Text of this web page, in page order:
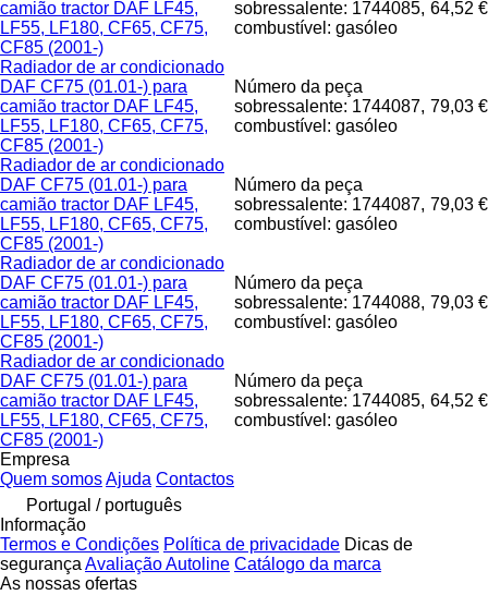
camião tractor DAF LF45,
LF55, LF180, CF65, CF75,
CF85 (2001-)
sobressalente: 1744085,
combustível: gasóleo
64,52 €
Radiador de ar condicionado
DAF CF75 (01.01-) para
camião tractor DAF LF45,
LF55, LF180, CF65, CF75,
CF85 (2001-)
Número da peça
sobressalente: 1744087,
combustível: gasóleo
79,03 €
Radiador de ar condicionado
DAF CF75 (01.01-) para
camião tractor DAF LF45,
LF55, LF180, CF65, CF75,
CF85 (2001-)
Número da peça
sobressalente: 1744087,
combustível: gasóleo
79,03 €
Radiador de ar condicionado
DAF CF75 (01.01-) para
camião tractor DAF LF45,
LF55, LF180, CF65, CF75,
CF85 (2001-)
Número da peça
sobressalente: 1744088,
combustível: gasóleo
79,03 €
Radiador de ar condicionado
DAF CF75 (01.01-) para
camião tractor DAF LF45,
LF55, LF180, CF65, CF75,
CF85 (2001-)
Número da peça
sobressalente: 1744085,
combustível: gasóleo
64,52 €
Empresa
Quem somosAjuda Contactos
Portugal / português
Informação
Termos e Condições Política de privacidade Dicas de
segurança Avaliação Autoline Catálogo da marca
As nossas ofertas